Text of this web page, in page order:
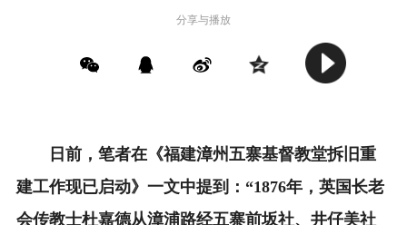
分享与播放
日前，笔者在《福建漳州五寨基督教堂拆旧重
建工作现已启动》一文中提到：“1876年，英国长老
会传教士杜嘉德从漳浦路经五寨前坂社、井仔美社